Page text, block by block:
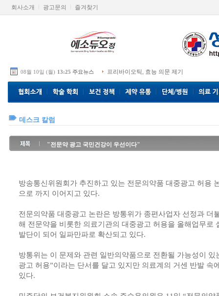
회사소개 광고문의 즐겨찾기
08월 10일 (월) 13:25 주요뉴스 프리바이오틱, 효능 의문 제기
데스크 칼럼
"전문약 광고 국민건강이 우선이다"
방송통신위원회가 추진하고 있는 전문의약품 대중광고 허용
으로 까지 이어지고 있다.
전문의약품 대중광고 논란은 방통위가 종편사업자 선정과 더
해 전문약을 비롯한 의료기관의 대중광고 허용을 올해업무로
발단이 되어 일파만파로 확산되고 있다.
방통위는 이 문제와 관련 일반의약품으로 전환될 가능성이 있
광고 허용”이라는 단서를 달고 있지만 의료계의 거센 반발 속
있다.